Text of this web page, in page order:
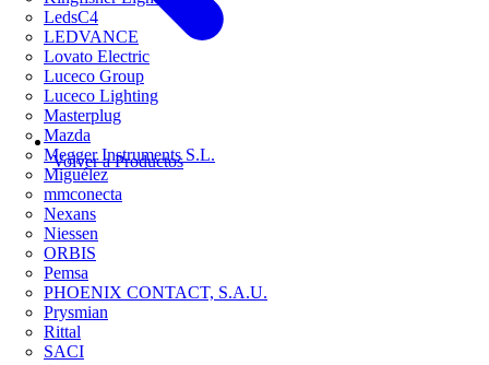
LedsC4
LEDVANCE
Lovato Electric
Luceco Group
Luceco Lighting
Masterplug
Mazda
Megger Instruments S.L.
Miguélez
mmconecta
Nexans
Niessen
ORBIS
Pemsa
PHOENIX CONTACT, S.A.U.
Prysmian
Rittal
SACI
Volver a Productos